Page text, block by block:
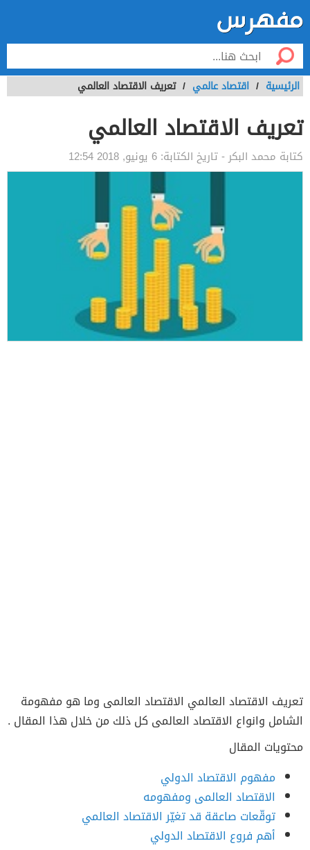
الرئيسية / اقتصاد عالمي / تعريف الاقتصاد العالمي
تعريف الاقتصاد العالمي
كتابة محمد البكر- تاريخ الكتابة: 6 يونيو, 2018 12:54
تعريف الاقتصاد العالمي الاقتصاد العالمى وما هو مفهومة
الشامل وانواع الاقتصاد العالمى كل ذلك من خلال هذا المقال .
محتويات المقال
مفهوم الاقتصاد الدولي
الاقتصاد العالمى ومفهومه
توقّعات صاعقة قد تغيّر الاقتصاد العالمي
أهم فروع الاقتصاد الدولي